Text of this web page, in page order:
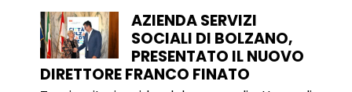
AZIENDA SERVIZI
SOCIALI DI BOLZANO,
PRESENTATO IL NUOVO
DIRETTORE FRANCO FINATO